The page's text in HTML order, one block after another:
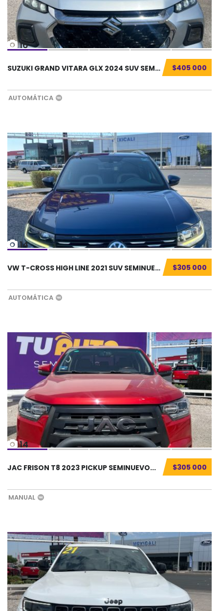
16
$405 000
SUZUKI GRAND VITARA GLX 2024 SUV SEMINUEVO.....
AUTOMÁTICA
14
$305 000
VW T-CROSS HIGH LINE 2021 SUV SEMINUEVO...
AUTOMÁTICA
14
$305 000
JAC FRISON T8 2023 PICKUP SEMINUEVO...
MANUAL